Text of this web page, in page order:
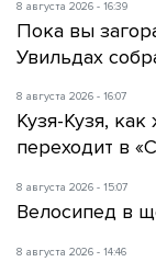
8 августа 2026 - 16:39
Пока вы
Увильдах
8 августа 2026 - 16:07
Кузя-Кузя,
переходит в
8 августа 2026 - 15:07
Велосипед в
8 августа 2026 - 14:46